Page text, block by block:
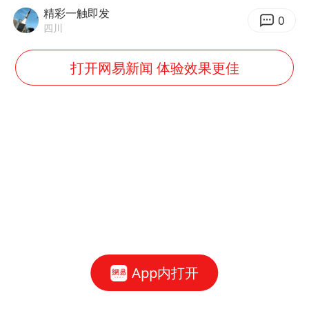
精彩一触即发
四川 0
打开网易新闻 体验效果更佳
App内打开